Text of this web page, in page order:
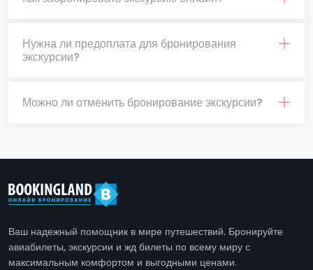
Нужна ли предоплата для бронирования
экскурсии?
Можно ли отменить бронирование экскурсии?
Ваш надежный помощник в мире путешествий. Бронируйте
авиабилеты, экскурсии и жд билеты по всему миру с
максимальным комфортом и выгодными ценами.